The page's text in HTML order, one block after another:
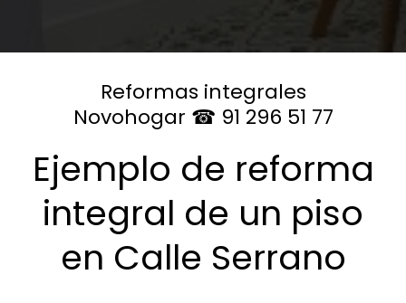
Reformas integrales
Novohogar ☎ 91 296 51 77
Ejemplo de reforma
integral de un piso
en Calle Serrano